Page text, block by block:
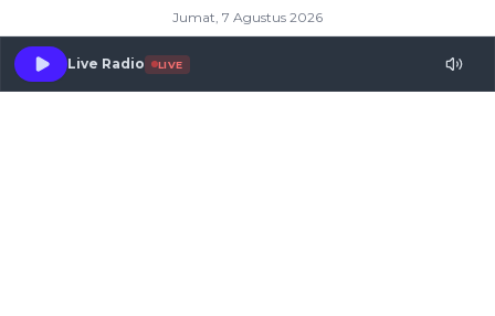
Jumat, 7 Agustus 2026
Live Radio LIVE